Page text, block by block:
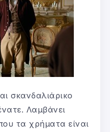
σκανδαλιάρικο
Λαμβάνει
τα χρήματα είναι